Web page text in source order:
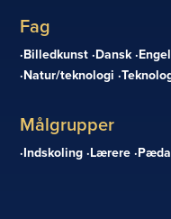
Fag
Billedkunst Dansk
Natur/teknologi
Målgrupper
Indskoling Lærere